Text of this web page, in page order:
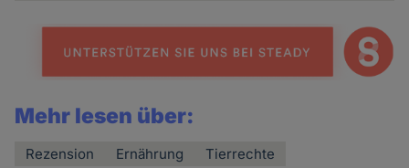
Mehr lesen über:
Rezension Ernährung Tierrechte